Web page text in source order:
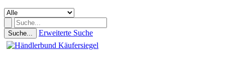
Suche... Erweiterte Suche